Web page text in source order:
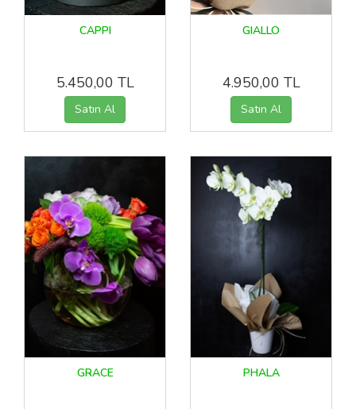
CAPPI
5.450,00 TL
GIALLO
4.950,00 TL
GRACE PHALA